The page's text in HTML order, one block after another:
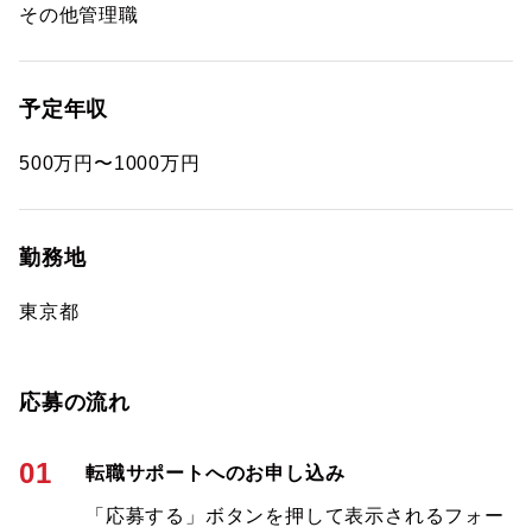
その他管理職
予定年収
500万円〜1000万円
勤務地
東京都
応募の流れ
01 転職サポートへのお申し込み
「応募する」ボタンを押して表示されるフォー